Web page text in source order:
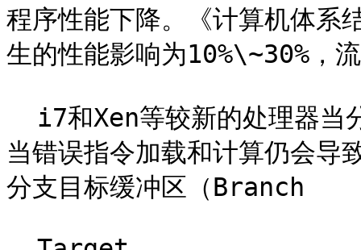
程序性能下降。《计算机体系
生的性能影响为10%\~30%，
当错误指令加载和计算仍会导
分支目标缓冲区（Branch